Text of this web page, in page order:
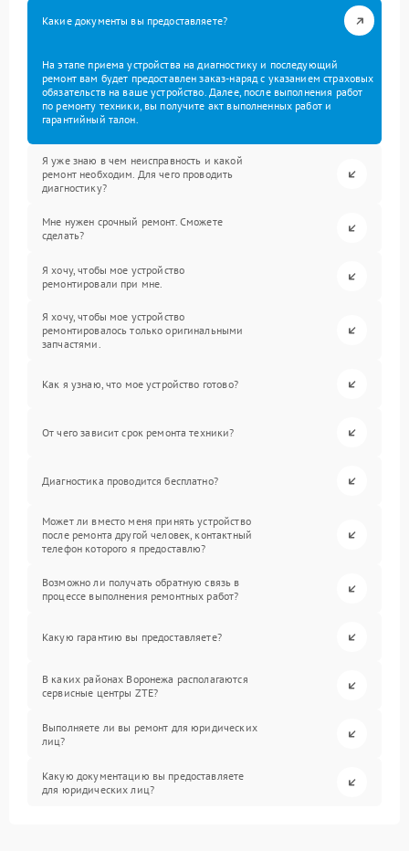
Какие документы вы предоставляете?
На этапе приема устройства на диагностику и последующий
ремонт вам будет предоставлен заказ-наряд с указанием страховых
обязательств на ваше устройство. Далее, после выполнения работ
по ремонту техники, вы получите акт выполненных работ и
гарантийный талон.
Я уже знаю в чем неисправность и какой
ремонт необходим. Для чего проводить
диагностику?
Мне нужен срочный ремонт. Сможете
сделать?
Я хочу, чтобы мое устройство
ремонтировали при мне.
Я хочу, чтобы мое устройство
ремонтировалось только оригинальными
запчастями.
Как я узнаю, что мое устройство готово?
От чего зависит срок ремонта техники?
Диагностика проводится бесплатно?
Может ли вместо меня принять устройство
после ремонта другой человек, контактный
телефон которого я предоставлю?
Возможно ли получать обратную связь в
процессе выполнения ремонтных работ?
Какую гарантию вы предоставляете?
В каких районах Воронежа располагаются
сервисные центры ZTE?
Выполняете ли вы ремонт для юридических
лиц?
Какую документацию вы предоставляете
для юридических лиц?